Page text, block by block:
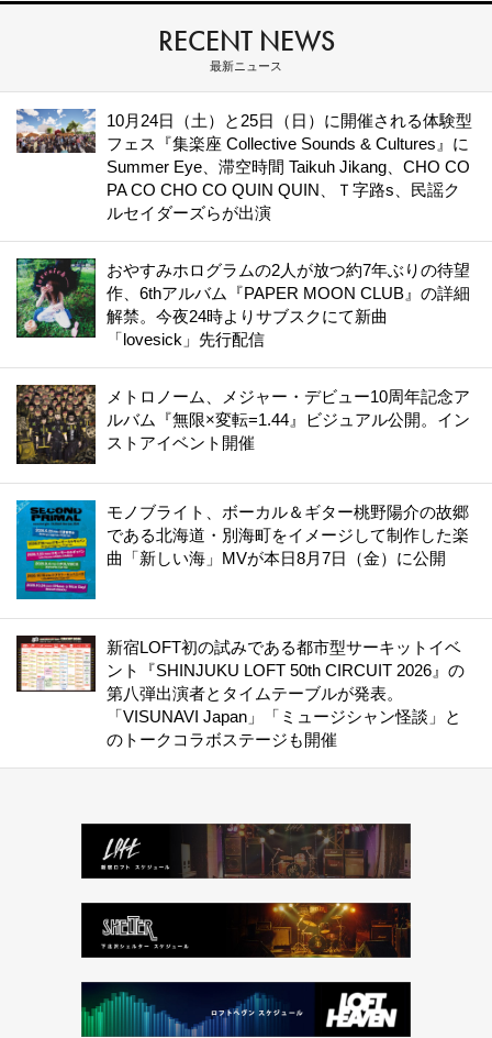
RECENT NEWS
最新ニュース
10月24日（土）と25日（日）に開催される体験型
フェス『集楽座 Collective Sounds & Cultures』に
Summer Eye、滞空時間 Taikuh Jikang、CHO CO
PA CO CHO CO QUIN QUIN、Ｔ字路s、民謡ク
ルセイダーズらが出演
おやすみホログラムの2人が放つ約7年ぶりの待望
作、6thアルバム『PAPER MOON CLUB』の詳細
解禁。今夜24時よりサブスクにて新曲
「lovesick」先行配信
メトロノーム、メジャー・デビュー10周年記念ア
ルバム『無限×変転=1.44』ビジュアル公開。イン
ストアイベント開催
モノブライト、ボーカル＆ギター桃野陽介の故郷
である北海道・別海町をイメージして制作した楽
曲「新しい海」MVが本日8月7日（金）に公開
新宿LOFT初の試みである都市型サーキットイベ
ント『SHINJUKU LOFT 50th CIRCUIT 2026』の
第八弾出演者とタイムテーブルが発表。
「VISUNAVI Japan」「ミュージシャン怪談」と
のトークコラボステージも開催